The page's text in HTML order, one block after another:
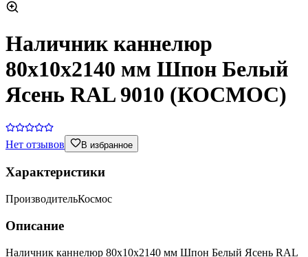
Наличник каннелюр
80х10х2140 мм Шпон Белый
Ясень RAL 9010 (КОСМОС)
Нет отзывов В избранное
Характеристики
ПроизводительКосмос
Описание
Наличник каннелюр 80х10х2140 мм Шпон Белый Ясень RAL